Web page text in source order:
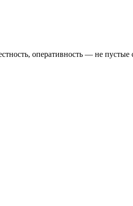
оперативность — не пустые